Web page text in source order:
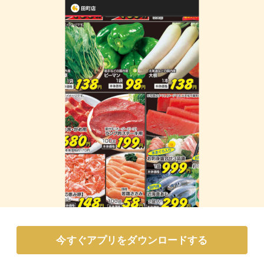
今すぐアプリをダウンロードする